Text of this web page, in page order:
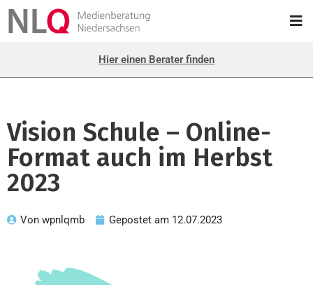
Hier einen Berater finden
Vision Schule – Online-
Format auch im Herbst
2023
Von wpnlqmb Gepostet am 12.07.2023